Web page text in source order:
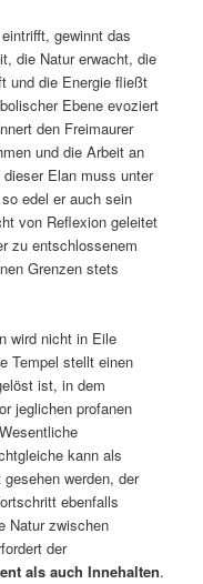
gewinnt das
die Natur erwacht, die
und die Energie fließt
Ebene evoziert
den Freimaurer
und die Arbeit an
Elan muss unter
edel er auch sein
von Reflexion geleitet
zu entschlossenem
Grenzen stets
wird nicht in Eile
Tempel stellt einen
ist, in dem
jeglichen profanen
kann als
werden, der
ebenfalls
Natur zwischen
der
als auch Innehalten.